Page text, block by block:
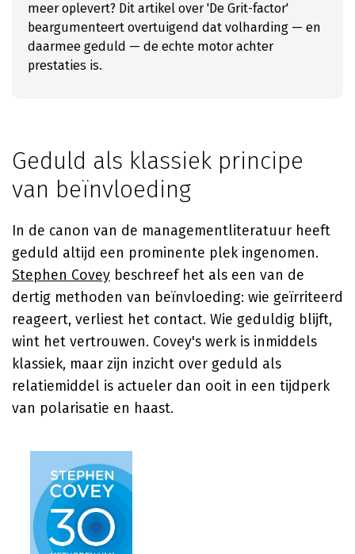
meer oplevert? Dit artikel over 'De Grit-factor'
beargumenteert overtuigend dat volharding — en
daarmee geduld — de echte motor achter
prestaties is.
Geduld als klassiek principe
van beïnvloeding
In de canon van de managementliteratuur heeft
geduld altijd een prominente plek ingenomen.
Stephen Covey beschreef het als een van de
dertig methoden van beïnvloeding: wie geïrriteerd
reageert, verliest het contact. Wie geduldig blijft,
wint het vertrouwen. Covey's werk is inmiddels
klassiek, maar zijn inzicht over geduld als
relatiemiddel is actueler dan ooit in een tijdperk
van polarisatie en haast.